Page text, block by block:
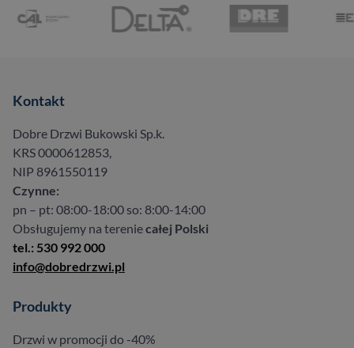
Kontakt
Dobre Drzwi Bukowski Sp.k.
KRS 0000612853,
NIP 8961550119
Czynne:
pn – pt: 08:00-18:00 so: 8:00-14:00
Obsługujemy na tereniecałej Polski
tel.: 530 992 000
info@dobredrzwi.pl
Produkty
Drzwi w promocji do -40%